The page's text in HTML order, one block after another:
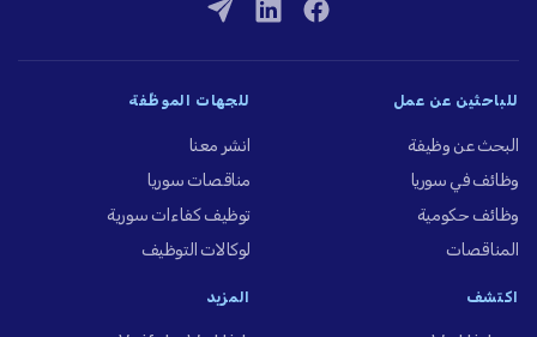
للباحثين عن عمل
البحث عن وظيفة
وظائف في سوريا
وظائف حكومية
المناقصات
للجهات الموظِّفة
انشر معنا
مناقصات سوريا
توظيف كفاءات سورية
لوكالات التوظيف
اكتشف المزيد